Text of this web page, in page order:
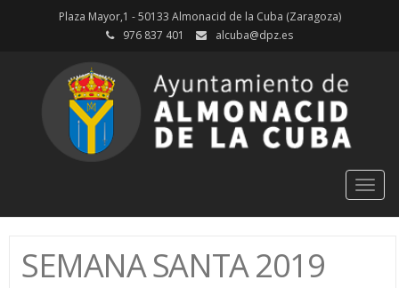
Plaza Mayor,1 - 50133 Almonacid de la Cuba (Zaragoza)
976 837 401
alcuba@dpz.es
SEMANA SANTA 2019